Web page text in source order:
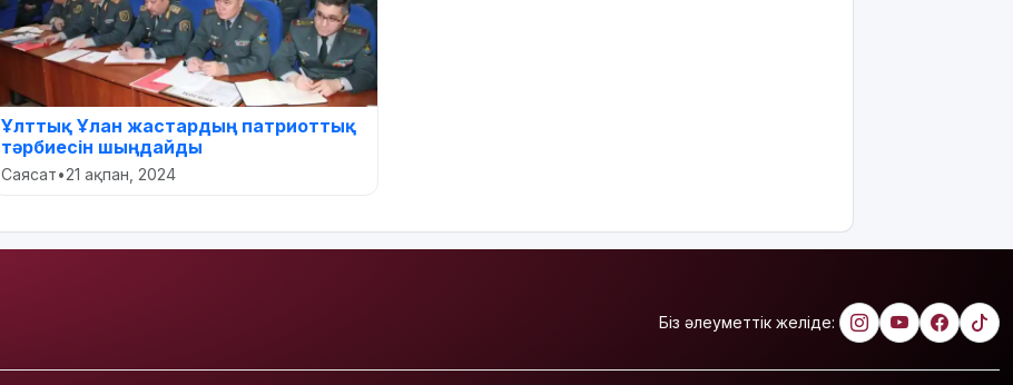
Ұлттық Ұлан жастардың патриоттық
тәрбиесін шыңдайды
Саясат•21 ақпан, 2024
Біз әлеуметтік желіде: